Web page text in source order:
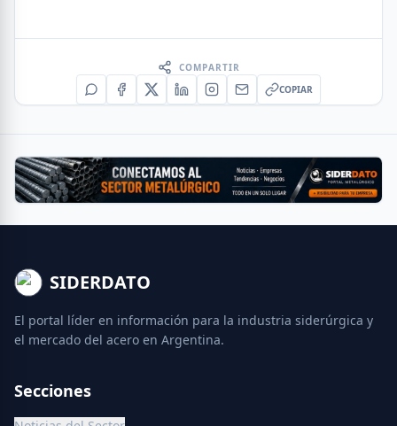
COMPARTIR
COPIAR
SIDERDATO
El portal líder en información para la industria siderúrgica y
el mercado del acero en Argentina.
Secciones